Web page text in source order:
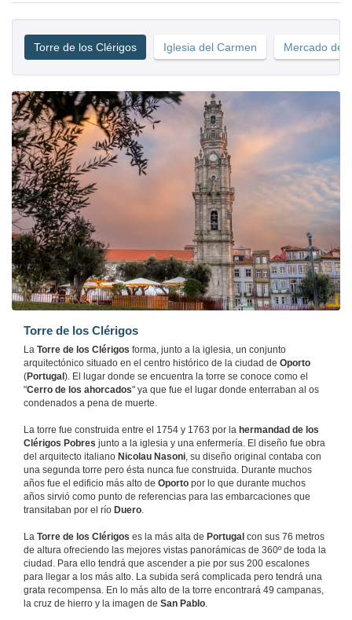
Torre de los Clérigos Iglesia del Carmen Mercado de
Torre de los Clérigos
La Torre de los Clérigos forma, junto a la iglesia, un conjunto
arquitectónico situado en el centro histórico de la ciudad de Oporto
(Portugal ). El lugar donde se encuentra la torre se conoce como el
"Cerro de los ahorcados" ya que fue el lugar donde enterraban al os
condenados a pena de muerte.
La torre fue construida entre el 1754 y 1763 por la hermandad de los
Clérigos Pobres junto a la iglesia y una enfermería. El diseño fue obra
del arquitecto italiano Nicolau Nasoni, su diseño original contaba con
una segunda torre pero ésta nunca fue construida. Durante muchos
años fue el edificio más alto de Oporto por lo que durante muchos
años sirvió como punto de referencias para las embarcaciones que
transitaban por el río Duero.
La Torre de los Clérigos es la más alta de Portugal con sus 76 metros
de altura ofreciendo las mejores vistas panorámicas de 360º de toda la
ciudad. Para ello tendrá que ascender a pie por sus 200 escalones
para llegar a los más alto. La subida será complicada pero tendrá una
grata recompensa. En lo más alto de la torre encontrará 49 campanas,
la cruz de hierro y la imagen de San Pablo.